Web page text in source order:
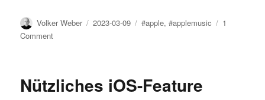
Author
Volker Weber
Posted
2023-03-09 Tags
#apple,#applemusic
1
Commenton
coming
Nützliches iOS-Feature